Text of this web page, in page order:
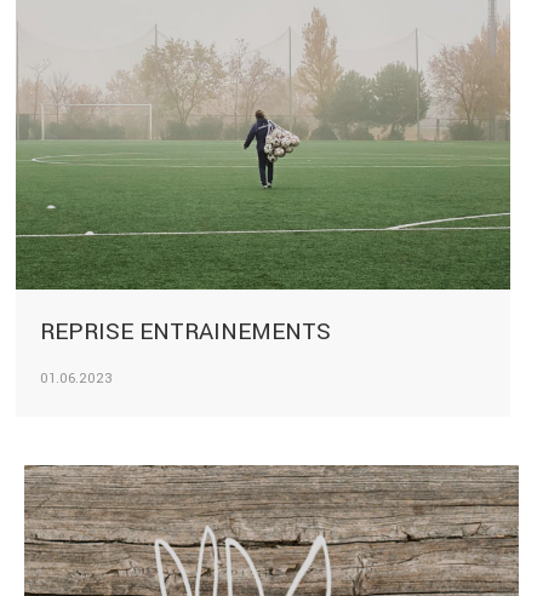
REPRISE ENTRAINEMENTS
01.06.2023